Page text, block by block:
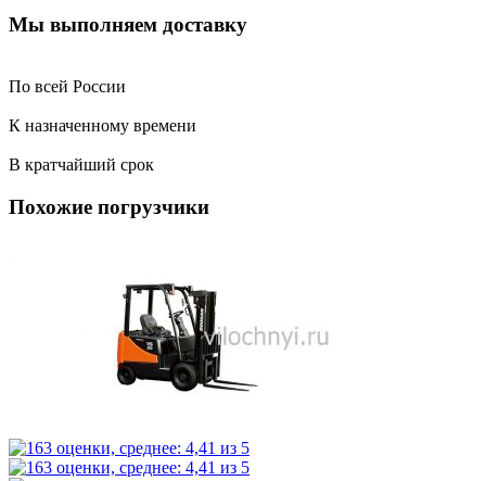
Мы выполняем доставку
По всей России
К назначенному времени
В кратчайший срок
Похожие погрузчики